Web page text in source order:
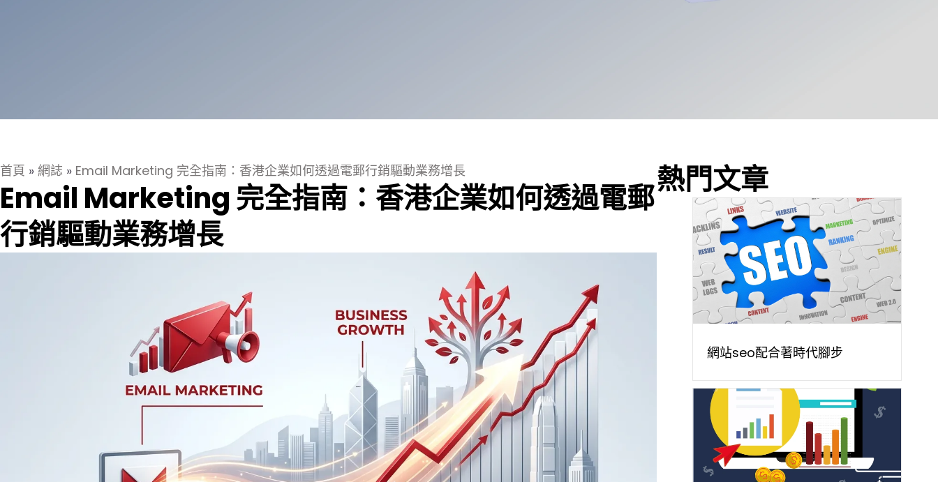
首頁 » 網誌 » Email Marketing 完全指南：香港企業如何透過電郵行銷驅動業務增長
Email Marketing 完全指南：香港企業如何透過電郵
行銷驅動業務增長
熱門文章
網站seo配合著時代腳步